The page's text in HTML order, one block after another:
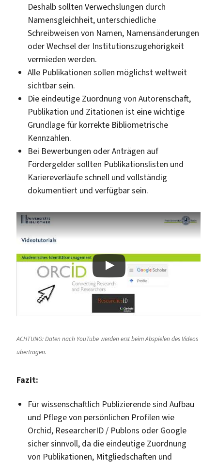
Deshalb sollten Verwechslungen durch
Namensgleichheit, unterschiedliche
Schreibweisen von Namen, Namensänderungen
oder Wechsel der Institutionszugehörigkeit
vermieden werden.
Alle Publikationen sollen möglichst weltweit
sichtbar sein.
Die eindeutige Zuordnung von Autorenschaft,
Publikation und Zitationen ist eine wichtige
Grundlage für korrekte Bibliometrische
Kennzahlen.
Bei Bewerbungen oder Anträgen auf
Fördergelder sollten Publikationslisten und
Kariereverläufe schnell und vollständig
dokumentiert und verfügbar sein.
ACHTUNG: Daten nach YouTube werden erst beim Abspielen des Videos
übertragen.
Fazit:
Für wissenschaftlich Publizierende sind Aufbau
und Pflege von persönlichen Profilen wie
Orchid, ResearcherID / Publons oder Google
sicher sinnvoll, da die eindeutige Zuordnung
von Publikationen, Mitgliedschaften und